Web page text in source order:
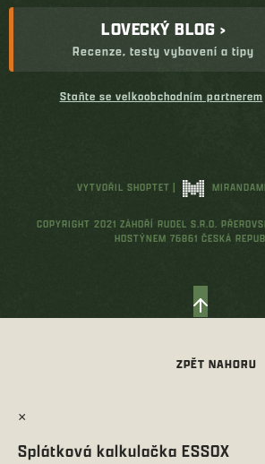
LOVECKÝ BLOG ›
Recenze, testy vybavení a tipy
Staňte se velkoobchodním partnerem
VYTVOŘIL SHOPTET |
COPYRIGHT 2021 ZÁHOŘÍ RUDEL S.R.O.
HOSTÝNEM 76861 ČESKÁ
×
Splátková kalkulačka ESSOX